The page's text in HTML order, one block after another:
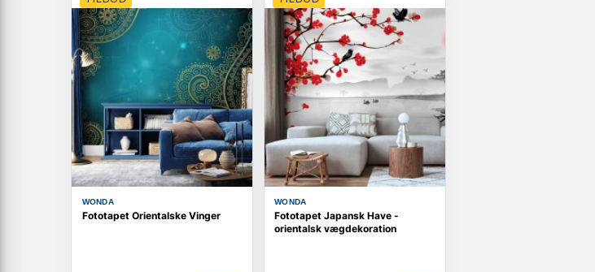
WONDA
Fototapet Orientalske Vinger
WONDA
Fototapet Japansk Have -
orientalsk vægdekoration